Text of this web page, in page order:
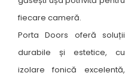
fiecare cameră. ​
Porta Doors oferă soluții
durabile și estetice, cu
izolare fonică excelentă,